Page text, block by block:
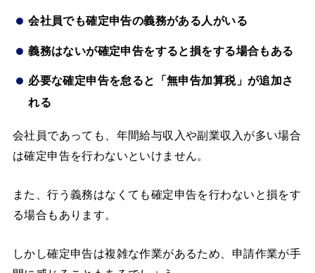
会社員でも確定申告の義務がある人がいる
義務はないが確定申告をすると損をする場合もある
必要な確定申告を怠ると「無申告加算税」が追加さ
れる
会社員であっても、年間給与収入や副業収入が多い場合
は確定申告を行わないといけません。
また、行う義務はなくても確定申告を行わないと損をす
る場合もあります。
しかし確定申告は複雑な作業があるため、申請作業が手